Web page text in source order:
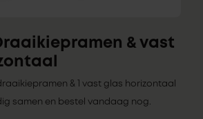
& vast
& 1 vast glas horizontaal
samen en bestel vandaag nog.